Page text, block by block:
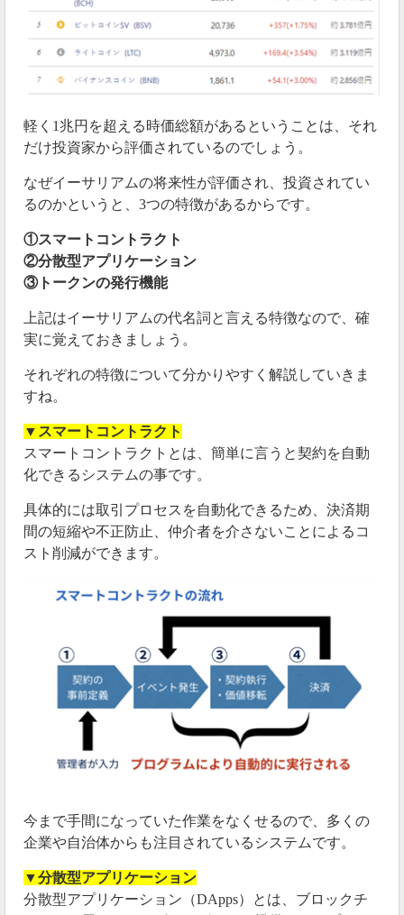
軽く1兆円を超える時価総額があるということは、それ
だけ投資家から評価されているのでしょう。
なぜイーサリアムの将来性が評価され、投資されてい
るのかというと、3つの特徴があるからです。
①スマートコントラクト
②分散型アプリケーション
③トークンの発行機能
上記はイーサリアムの代名詞と言える特徴なので、確
実に覚えておきましょう。
それぞれの特徴について分かりやすく解説していきま
すね。
▼スマートコントラクト
スマートコントラクトとは、簡単に言うと契約を自動
化できるシステムの事です。
具体的には取引プロセスを自動化できるため、決済期
間の短縮や不正防止、仲介者を介さないことによるコ
スト削減ができます。
今まで手間になっていた作業をなくせるので、多くの
企業や自治体からも注目されているシステムです。
▼分散型アプリケーション
分散型アプリケーション（DApps）とは、ブロックチ